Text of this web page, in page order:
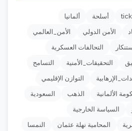
أسلحة ألمانيا
الأمن الدولي الأمن_العالمي
التحالفات العسكرية
التحقيقات_الأمنية التسامح
التوازن الإقليمي
الألمانية الذهب السعودية
السياسة الخارجية
المحامية نهلة عثمان النمسا